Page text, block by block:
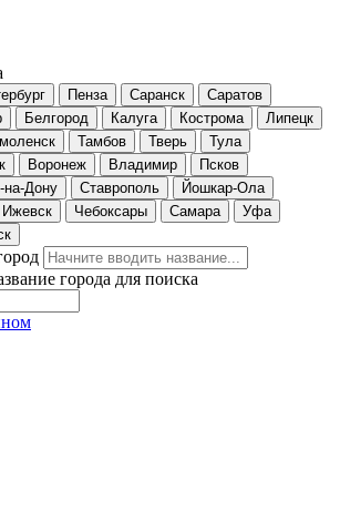
Пенза Саранск
Саратов
Белгород Калуга Кострома
Липецк
Тамбов Тверь
Тула
Воронеж Владимир
Псков
на-Дону Ставрополь
Йошкар-Ола
Ижевск Чебоксары Самара
Уфа
города для поиска